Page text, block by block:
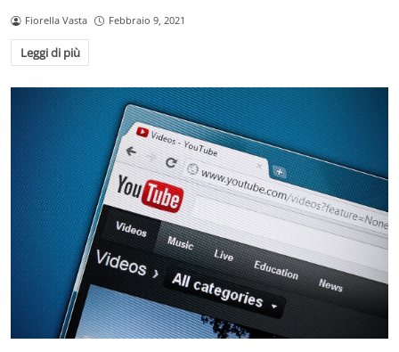
Fiorella Vasta Febbraio 9, 2021
Leggi di più